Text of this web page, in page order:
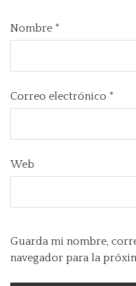
Nombre *
Correo electrónico *
Web
Guarda mi nombre,
navegador para la